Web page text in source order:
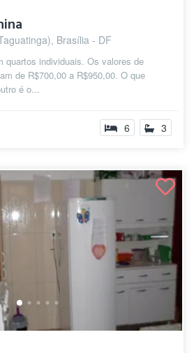
Brasília - DF
quartos individuais. Os valores de
de R$700,00 a R$950,00. O que
é o...
6 3